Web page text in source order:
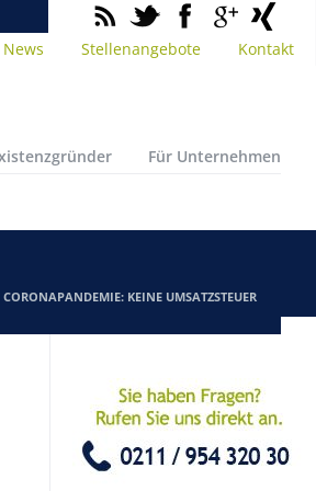
News Stellenangebote Kontakt
Für Unternehmen
CORONAPANDEMIE: KEINE UMSATZSTEUER